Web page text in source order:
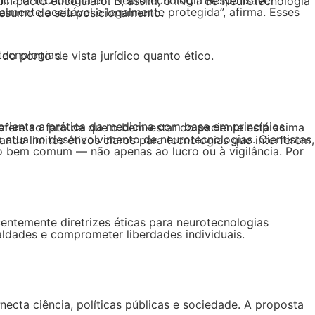
de seu posicionamento.
ponto de vista jurídico quanto ético.
e comprometer liberdades individuais.